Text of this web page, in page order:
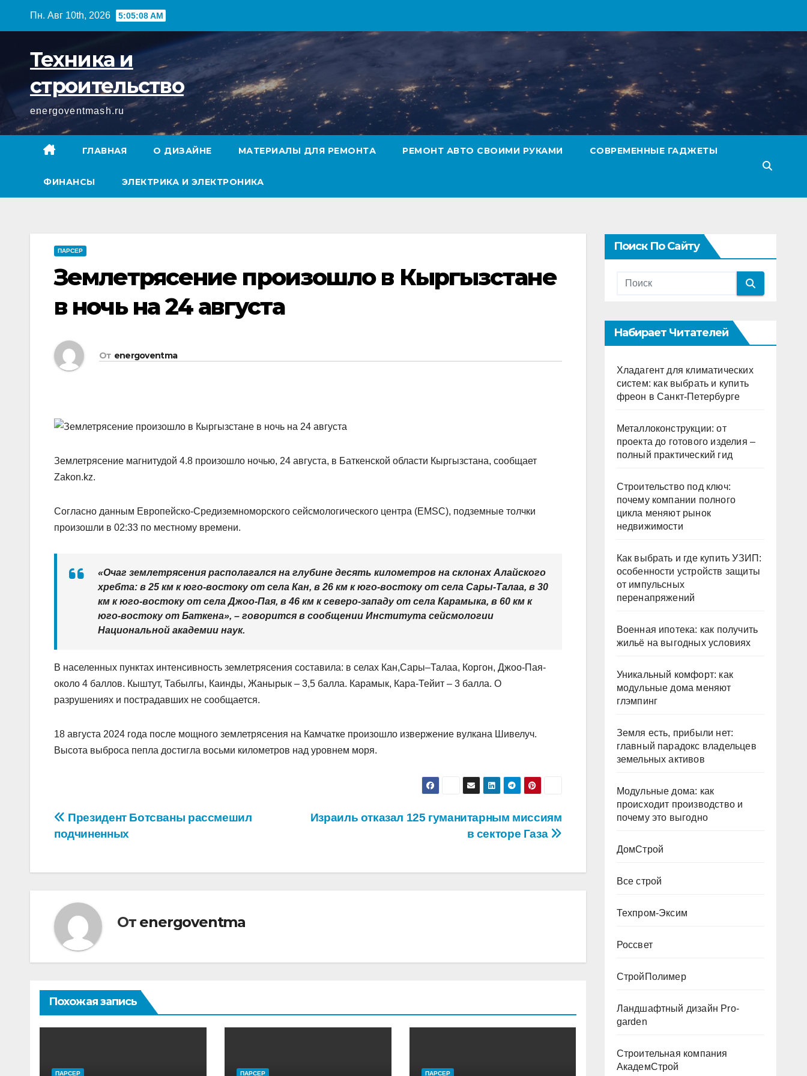
Пн. Авг 10th, 2026 5:05:09 AM
Техника и
строительство
energoventmash.ru
ГЛАВНАЯ О ДИЗАЙНЕ МАТЕРИАЛЫ ДЛЯ РЕМОНТА РЕМОНТ АВТО СВОИМИ РУКАМИ СОВРЕМЕННЫЕ ГАДЖЕТЫ
ФИНАНСЫ ЭЛЕКТРИКА И ЭЛЕКТРОНИКА
ПАРСЕР
Землетрясение произошло в Кыргызстане
в ночь на 24 августа
От energoventma
Землетрясение магнитудой 4.8 произошло ночью, 24 августа, в Баткенской области Кыргызстана, сообщает
Zakon.kz.
Cогласно данным Европейско-Средиземноморского сейсмологического центра (EMSC), подземные толчки
произошли в 02:33 по местному времени.
«Очаг землетрясения располагался на глубине десять километров на склонах Алайского
хребта: в 25 км к юго-востоку от села Кан, в 26 км к юго-востоку от села Сары-Талаа, в 30
км к юго-востоку от села Джоо-Пая, в 46 км к северо-западу от села Карамыка, в 60 км к
юго-востоку от Баткена», – говорится в сообщении Института сейсмологии
Национальной академии наук.
В населенных пунктах интенсивность землетрясения составила: в селах Кан,Сары–Талаа, Коргон, Джоо-Пая-
около 4 баллов. Кыштут, Табылгы, Каинды, Жанырык – 3,5 балла. Карамык, Кара-Тейит – 3 балла. О
разрушениях и пострадавших не сообщается.
18 августа 2024 года после мощного землетрясения на Камчатке произошло извержение вулкана Шивелуч.
Высота выброса пепла достигла восьми километров над уровнем моря.
Навигация
по
записям
Израиль отказал 125 гуманитарным миссиям
в секторе Газа
Президент Ботсваны рассмешил
подчиненных
От energoventma
Похожая запись
ПАРСЕР ПАРСЕР ПАРСЕР
Поиск По Сайту
Набирает Читателей
Хладагент для климатических
систем: как выбрать и купить
фреон в Санкт-Петербурге
Металлоконструкции: от
проекта до готового изделия –
полный практический гид
Строительство под ключ:
почему компании полного
цикла меняют рынок
недвижимости
Как выбрать и где купить УЗИП:
особенности устройств защиты
от импульсных
перенапряжений
Военная ипотека: как получить
жильё на выгодных условиях
Уникальный комфорт: как
модульные дома меняют
глэмпинг
Земля есть, прибыли нет:
главный парадокс владельцев
земельных активов
Модульные дома: как
происходит производство и
почему это выгодно
ДомСтрой
Все строй
Техпром-Эксим
Россвет
СтройПолимер
Ландшафтный дизайн Pro-
garden
Строительная компания
АкадемСтрой